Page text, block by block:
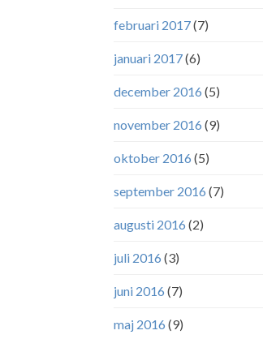
februari 2017(7)
januari 2017(6)
december 2016 (5)
november 2016 (9)
oktober 2016 (5)
september 2016 (7)
augusti 2016 (2)
juli 2016 (3)
juni 2016 (7)
maj 2016 (9)